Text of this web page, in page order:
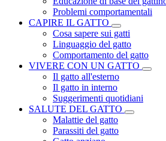
Problemi comportamentali
CAPIRE IL GATTO
Cosa sapere sui gatti
Linguaggio del gatto
Comportamento del gatto
VIVERE CON UN GATTO
Il gatto all'esterno
Il gatto in interno
Suggerimenti quotidiani
SALUTE DEL GATTO
Malattie del gatto
Parassiti del gatto